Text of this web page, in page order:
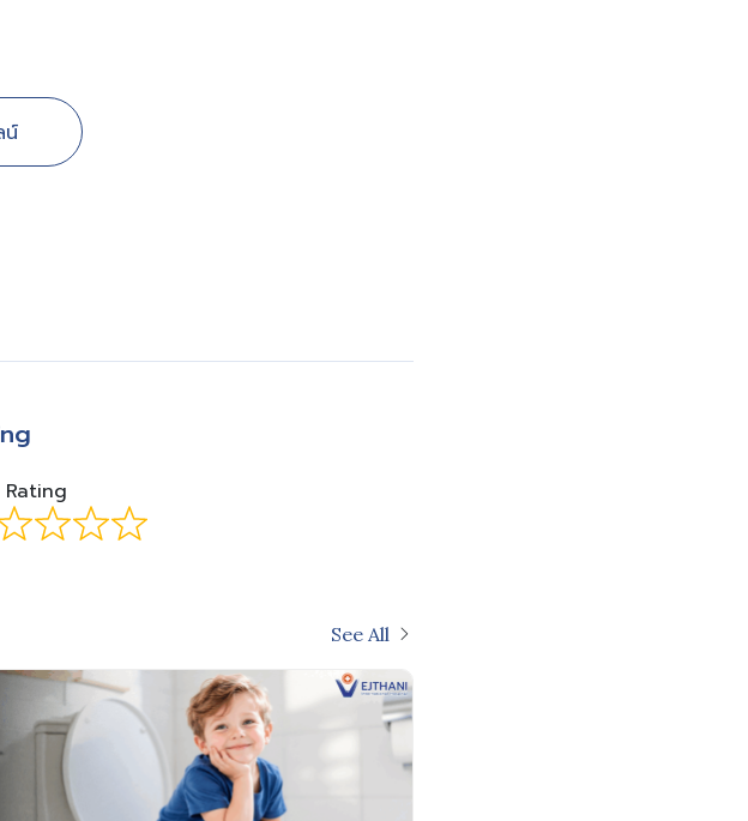
น์
Rating
See All